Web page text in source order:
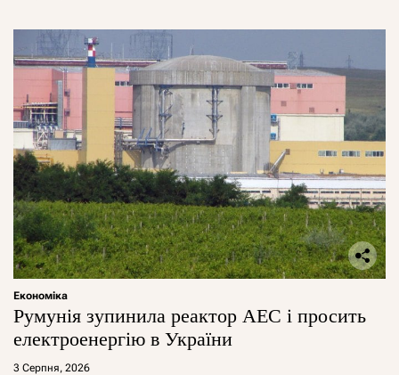
Економіка
Румунія зупинила реактор АЕС і просить
електроенергію в України
3 Серпня, 2026